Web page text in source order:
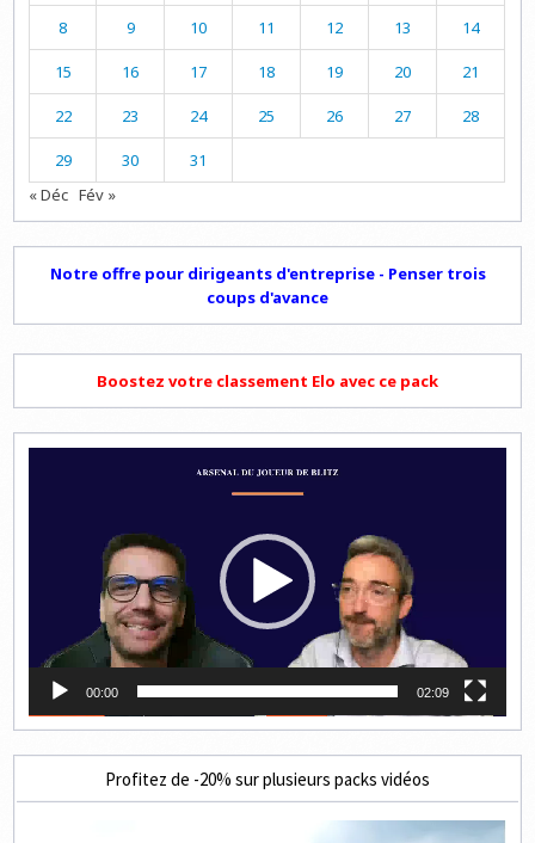
8 9 10 11 12 13 14
15 16 17 18 19 20 21
22 23 24 25 26 27 28
29 30
31
« Déc Fév »
Notre offre pour dirigeants d'entreprise - Penser trois
coups d'avance
Boostez votre classement Elo avec ce pack
00:00 02:09
Profitez de -20% sur plusieurs packs vidéos